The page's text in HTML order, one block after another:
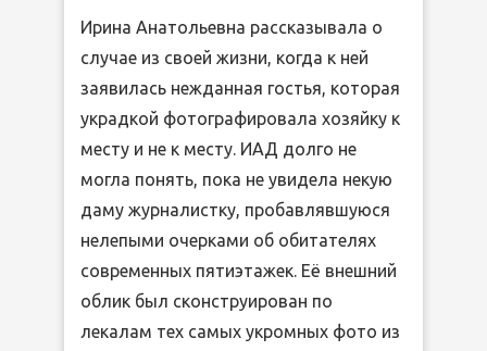
Ирина Анатольевна рассказывала о
случае из своей жизни, когда к ней
заявилась нежданная гостья, которая
украдкой фотографировала хозяйку к
месту и не к месту. ИАД долго не
могла понять, пока не увидела некую
даму журналистку, пробавлявшуюся
нелепыми очерками об обитателях
современных пятиэтажек. Её внешний
облик был сконструирован по
лекалам тех самых укромных фото из